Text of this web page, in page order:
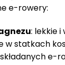
e-rowery:
: lekkie i
w statkach
e-